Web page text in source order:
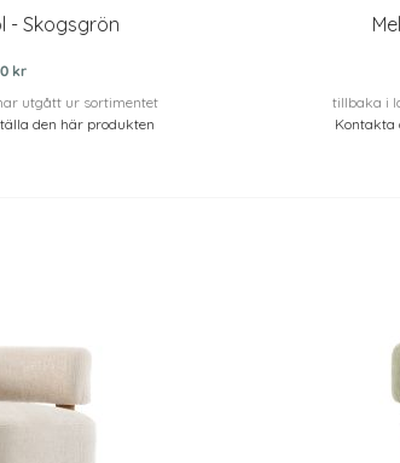
- Skogsgrön
kr
utgått ur sortimentet
den här produkten
tillbaka i
Kontakta